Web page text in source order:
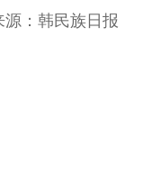
源：韩民族日报